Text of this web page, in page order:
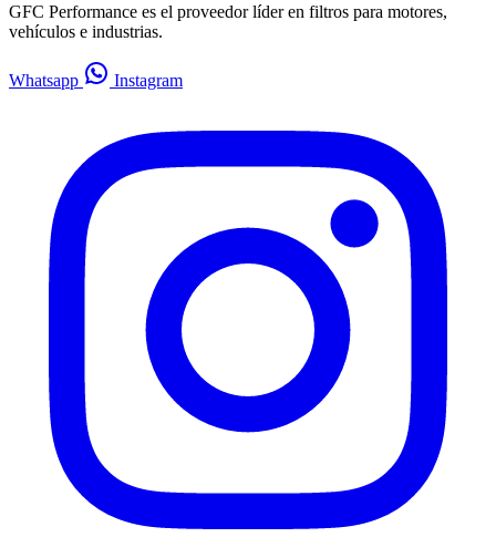
GFC Performance es el proveedor líder en filtros para motores,
vehículos e industrias.
Whatsapp Instagram